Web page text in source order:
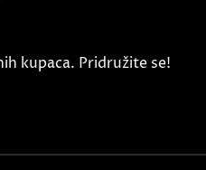
kupaca. Pridružite se!